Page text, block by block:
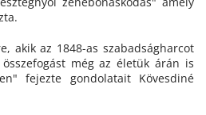
akik az 1848-as szabadságharcot
még az életük árán is
fejezte gondolatait Kövesdiné